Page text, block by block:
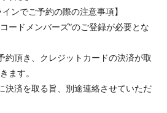
ンでご予約の際の注意事項】
ードメンバーズ”のご登録が必要とな
約頂き、クレジットカードの決済が取
ます。
決済を取る旨、別途連絡させていただ